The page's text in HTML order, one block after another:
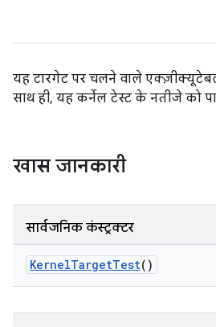
यह टारगेट पर चलने वाले
साथ ही, यह कर्नेल टेस्ट के नतीजे को
खास जानकारी
सार्वजनिक कंस्ट्रक्टर
KernelTargetTest()